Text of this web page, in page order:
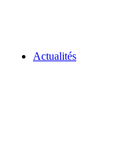
Actualités